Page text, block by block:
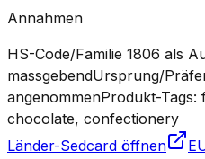
Annahmen
HS-Code/Familie 1806 als
massgebendUrsprung/
angenommenProdukt-Tags:
chocolate, confectionery
Länder-Sedcard öffnen